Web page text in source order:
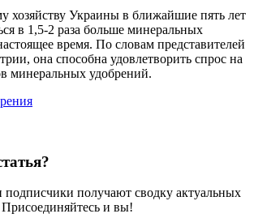
хозяйству Украины в ближайшие пять лет
в 1,5-2 раза больше минеральных
время. По словам представителей
она способна удовлетворить спрос на
минеральных удобрений.
получают сводку актуальных
Присоединяйтесь и вы!